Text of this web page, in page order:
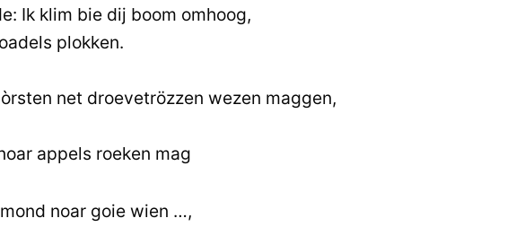
Ik klim bie dij boom omhoog,
plokken.
net droevetrözzen wezen maggen,
appels roeken mag
noar goie wien …,